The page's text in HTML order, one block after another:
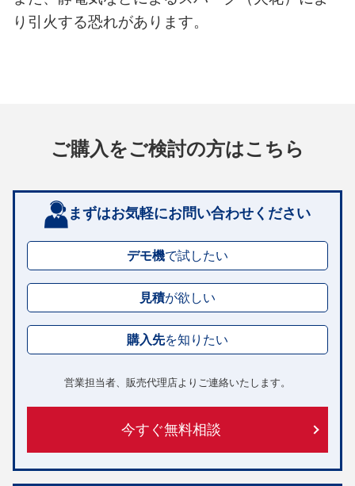
り引火する恐れがあります。
ご購入をご検討の方はこちら
まずはお気軽にお問い合わせください
デモ機で試したい
見積が欲しい
購入先を知りたい
営業担当者、販売代理店よりご連絡いたします。
今すぐ無料相談